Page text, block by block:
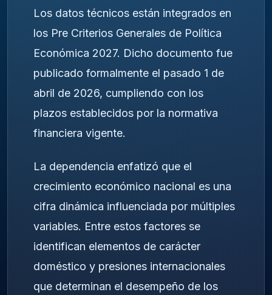
Los datos técnicos están integrados en
los Pre Criterios Generales de Política
Económica 2027. Dicho documento fue
publicado formalmente el pasado 1 de
abril de 2026, cumpliendo con los
plazos establecidos por la normativa
financiera vigente.
La dependencia enfatizó que el
crecimiento económico nacional es una
cifra dinámica influenciada por múltiples
variables. Entre estos factores se
identifican elementos de carácter
doméstico y presiones internacionales
que determinan el desempeño de los